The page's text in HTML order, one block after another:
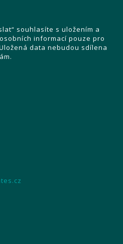
souhlasíte s uložením a
informací pouze pro
data nebudou sdílena